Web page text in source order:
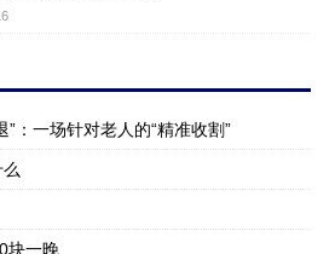
：一场针对老人的“精准收割”
块一晚